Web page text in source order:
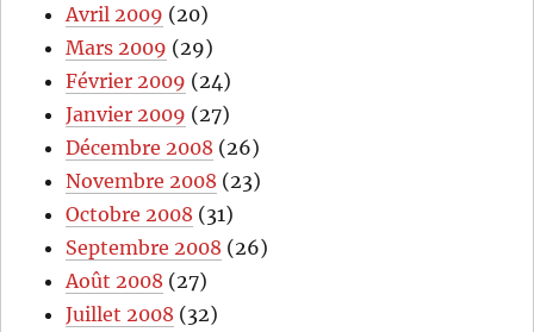
Avril 2009 (20)
Mars 2009 (29)
Février 2009 (24)
Janvier 2009 (27)
Décembre 2008 (26)
Novembre 2008 (23)
Octobre 2008 (31)
Septembre 2008 (26)
Août 2008 (27)
Juillet 2008 (32)